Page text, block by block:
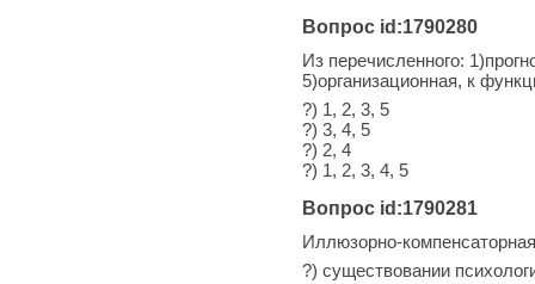
Вопрос id:1790280
Из перечисленного:
5)организационная, к
?) 1, 2, 3, 5
?) 3, 4, 5
?) 2, 4
?) 1, 2, 3, 4, 5
Вопрос id:1790281
Иллюзорно-
?) существовании